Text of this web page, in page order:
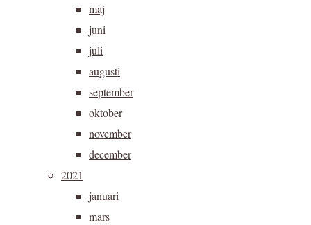
maj
juni
juli
augusti
september
oktober
november
december
2021
januari
mars